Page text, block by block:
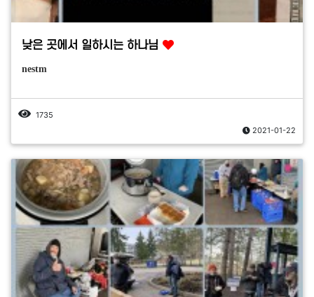
낮은 곳에서 일하시는 하나님
nestm
1735
2021-01-22